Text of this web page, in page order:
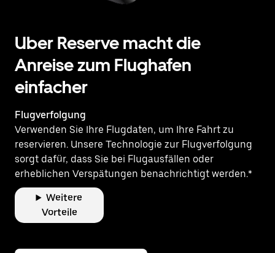
Uber Reserve macht die
Anreise zum Flughafen
einfacher
Flugverfolgung
Verwenden Sie Ihre Flugdaten, um Ihre Fahrt zu
reservieren. Unsere Technologie zur Flugverfolgung
sorgt dafür, dass Sie bei Flugausfällen oder
erheblichen Verspätungen benachrichtigt werden.*
Weitere
Vorteile